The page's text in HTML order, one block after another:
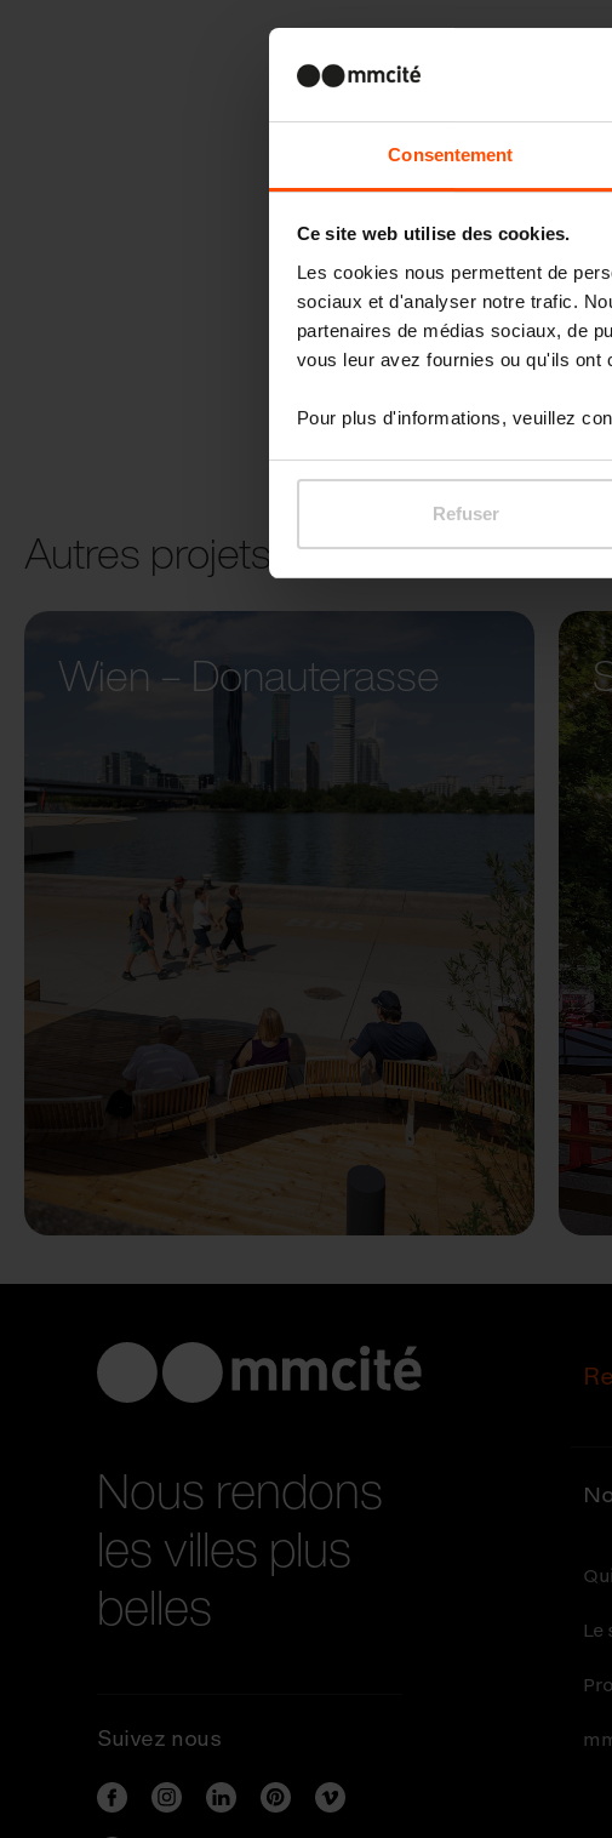
Consentement
Ce site web utilise des cookies.
Les cookies nous permettent de
sociaux et d'analyser notre trafic.
partenaires de médias sociaux, de
vous leur avez fournies ou qu'ils
Pour plus d'informations, veuillez
Refuser
Autres projets
Wien – Donauterasse
Nous rendons
les villes plus
belles
Suivez nous
Le